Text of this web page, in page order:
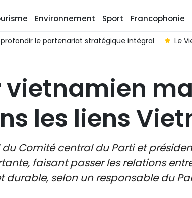
Environnement Sport Francophonie
le partenariat stratégique intégral Le
vietnamien
les liens
Comité central du Parti et
faisant passer les relations
selon un responsable du